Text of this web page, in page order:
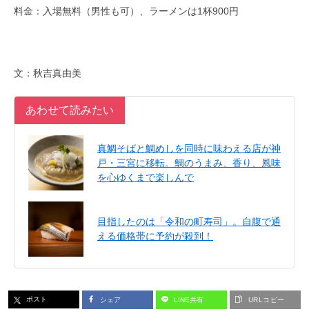
料金：入場無料（男性も可）、ラーメンは1杯900円
文：秋吉真由美
あわせて読みたい
真鯛そばと鯛めしを同時に味わえる店が神
戸・三宮に移転。鯛のうまみ、香り、風味
を心ゆくまで楽しんで
目指したのは「令和の町寿司」。自腹で通
える価格帯に予約が殺到！
ポスト シェア LINE共有 URLコピー